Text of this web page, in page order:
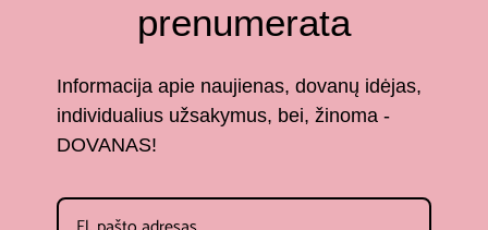
prenumerata
Informacija apie naujienas, dovanų idėjas,
individualius užsakymus, bei, žinoma -
DOVANAS!